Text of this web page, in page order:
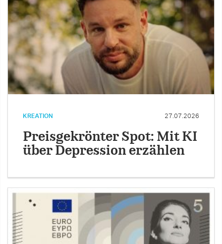
KREATION 27.07.2026
Preisgekrönter Spot: Mit KI
über Depression erzählen